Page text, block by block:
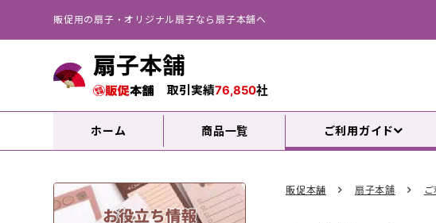
販促用の扇子・オリジナル扇子なら扇子本舗へ
扇子本舗
取引実績76,850社
ホーム 商品一覧 ご利用ガイド
販促本舗 扇子本舗